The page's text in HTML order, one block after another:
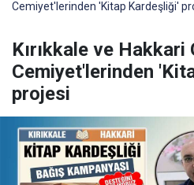
Cemiyet'lerinden 'Kitap Kardeşliği'
Kırıkkale ve
Cemiyet'lerinden
projesi